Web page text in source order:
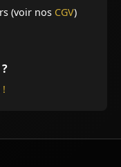
(voir nos CGV)